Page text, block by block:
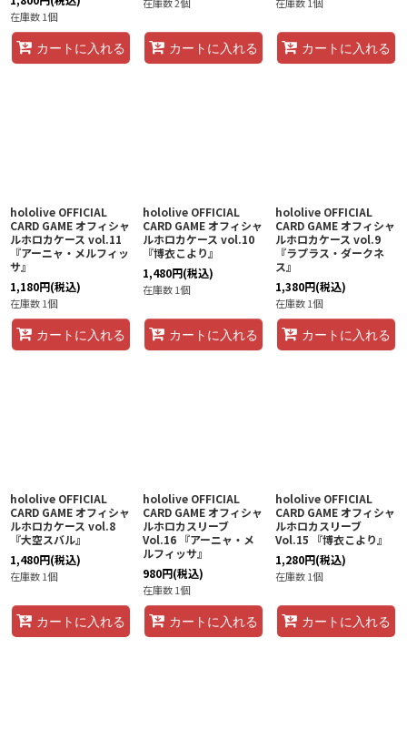
在庫数 1個
カートに入れる カートに入れる カートに入れる
hololive OFFICIAL
CARD GAME オフィシャ
ルホロカケース vol.11
『アーニャ・メルフィッ
サ』
1,180円(税込)
在庫数 1個
カートに入れる
hololive OFFICIAL
CARD GAME オフィシャ
ルホロカケース vol.10
『博衣こより』
1,480円(税込)
在庫数 1個
カートに入れる
hololive OFFICIAL
CARD GAME オフィシャ
ルホロカケース vol.9
『ラプラス・ダークネ
ス』
1,380円(税込)
在庫数 1個
カートに入れる
hololive OFFICIAL
CARD GAME オフィシャ
ルホロカケース vol.8
『大空スバル』
1,480円(税込)
在庫数 1個
カートに入れる
hololive OFFICIAL
CARD GAME オフィシャ
ルホロカスリーブ
Vol.16 『アーニャ・メ
ルフィッサ』
980円(税込)
在庫数 1個
カートに入れる
hololive OFFICIAL
CARD GAME オフィシャ
ルホロカスリーブ
Vol.15 『博衣こより』
1,280円(税込)
在庫数 1個
カートに入れる